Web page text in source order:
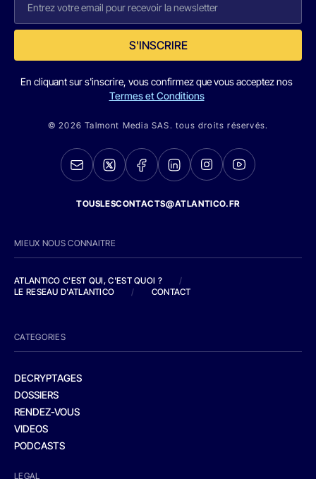
S'INSCRIRE
En cliquant sur s'inscrire, vous confirmez que vous acceptez nos
Termes et Conditions
© 2026 Talmont Media SAS. tous droits réservés.
TOUSLESCONTACTS@ATLANTICO.FR
MIEUX NOUS CONNAITRE
ATLANTICO C'EST QUI, C'EST QUOI ?
/
LE RESEAU D'ATLANTICO
/ CONTACT
CATEGORIES
DECRYPTAGES
DOSSIERS
RENDEZ-VOUS
VIDEOS
PODCASTS
LEGAL